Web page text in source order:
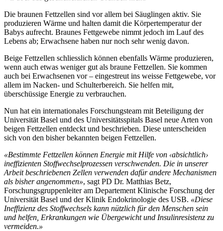
Die braunen Fettzellen sind vor allem bei Säuglingen aktiv. Sie
produzieren Wärme und halten damit die Körpertemperatur der
Babys aufrecht. Braunes Fettgewebe nimmt jedoch im Lauf des
Lebens ab; Erwachsene haben nur noch sehr wenig davon.
Beige Fettzellen schliesslich können ebenfalls Wärme produzieren,
wenn auch etwas weniger gut als braune Fettzellen. Sie kommen
auch bei Erwachsenen vor – eingestreut ins weisse Fettgewebe, vor
allem im Nacken- und Schulterbereich. Sie helfen mit,
überschüssige Energie zu verbrauchen.
Nun hat ein internationales Forschungsteam mit Beteiligung der
Universität Basel und des Universitätsspitals Basel neue Arten von
beigen Fettzellen entdeckt und beschrieben. Diese unterscheiden
sich von den bisher bekannten beigen Fettzellen.
«Bestimmte Fettzellen können Energie mit Hilfe von ‹absichtlich›
ineffizienten Stoffwechselprozessen verschwenden. Die in unserer
Arbeit beschriebenen Zellen verwenden dafür andere Mechanismen
als bisher angenommen», sagt PD Dr. Matthias Betz,
Forschungsgruppenleiter am Departement Klinische Forschung der
Universität Basel und der Klinik Endokrinologie des USB. «Diese
Ineffizienz des Stoffwechsels kann nützlich für den Menschen sein
und helfen, Erkrankungen wie Übergewicht und Insulinresistenz zu
vermeiden.»